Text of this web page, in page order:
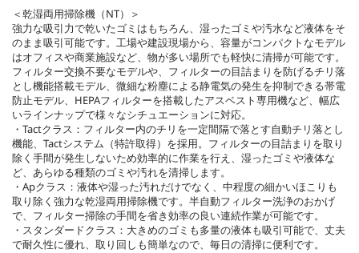
＜乾湿両用掃除機（NT）＞
強力な吸引力で乾いたゴミはもちろん、湿ったゴミや汚水など液体をそ
のまま吸引可能です。工場や建設現場から、容量がコンパクトなモデル
はオフィスや商業施設など、物が多い場所でも軽快に清掃が可能です。
フィルター交換不要なモデルや、フィルターの目詰まりを防げるチリ落
とし機能搭載モデル、微細な粉塵による静電気の発生を抑制できる帯電
防止モデル、HEPAフィルターを搭載したアスベスト専用機など、幅広
いラインナップで様々なシチュエーションに対応。
・Tactクラス：フィルター内のチリを一定間隔で落とす自動チリ落とし
機能、Tactシステム（特許取得）を採用。フィルターの目詰まりを取り
除く手間が発生しないため効率的に作業を行え、湿ったゴミや液体な
ど、あらゆる種類のゴミや汚れを清掃します。
・Apクラス：液体や湿った汚れだけでなく、中程度の細かいほこりも
取り除く強力な乾湿両用掃除機です。半自動フィルター洗浄のおかげ
で、フィルター掃除の手間を省き効率の良い連続作業が可能です。
・スタンダードクラス：大きめのゴミも多量の液体も吸引可能で、丈夫
で耐久性に優れ、取り回しも簡単なので、毎日の清掃に便利です。